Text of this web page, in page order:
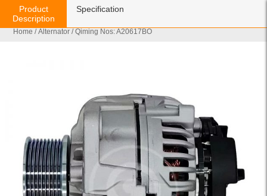
Home /Alternator / Qiming Nos: A20617BO
Product
Description
Specification